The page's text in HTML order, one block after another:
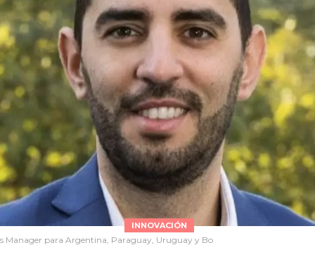
INNOVACIÓN
Manager para Argentina, Paraguay, Uruguay y Bo